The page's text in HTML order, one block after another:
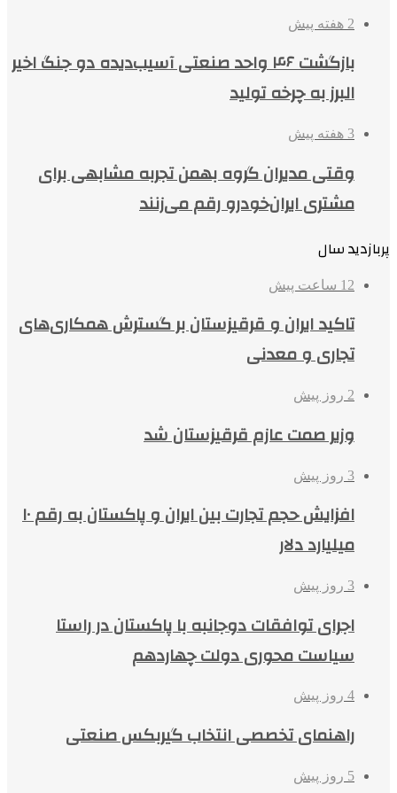
2 هفته پیش
بازگشت ۴۶ واحد صنعتی آسیب‌دیده دو جنگ اخیر
البرز به چرخه تولید
3 هفته پیش
وقتی مدیران گروه بهمن تجربه مشابهی برای
مشتری ایران‌خودرو رقم می‌زنند
پربازدید سال
12 ساعت پیش
تاکید ایران و قرقیزستان بر گسترش همکاری‌های
تجاری و معدنی
2 روز پیش
وزیر صمت عازم قرقیزستان شد
3 روز پیش
افزایش حجم تجارت بین ایران و پاکستان به رقم ۱۰
میلیارد دلار
3 روز پیش
اجرای توافقات دوجانبه با پاکستان در راستا
سیاست محوری دولت چهاردهم
4 روز پیش
راهنمای تخصصی انتخاب گیربکس صنعتی
5 روز پیش